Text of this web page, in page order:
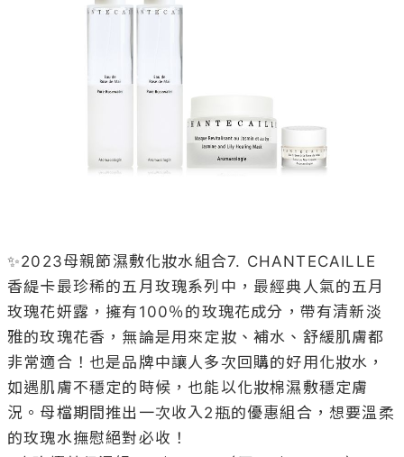
✨2023母親節濕敷化妝水組合7. CHANTECAILLE
香緹卡最珍稀的五月玫瑰系列中，最經典人氣的五月
玫瑰花妍露，擁有100％的玫瑰花成分，帶有清新淡
雅的玫瑰花香，無論是用來定妝、補水、舒緩肌膚都
非常適合！也是品牌中讓人多次回購的好用化妝水，
如遇肌膚不穩定的時候，也能以化妝棉濕敷穩定膚
況。母檔期間推出一次收入2瓶的優惠組合，想要溫柔
的玫瑰水撫慰絕對必收！